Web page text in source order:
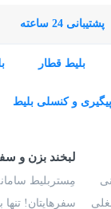
پشتیبانی 24 ساعته
بلیط قطار
پیگیری و کنسلی بلیط
لبخند بزن و
مِستربلیط
سفرهایتان!